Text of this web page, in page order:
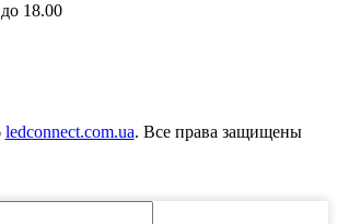
18.00
ledconnect.com.ua. Все права защищены